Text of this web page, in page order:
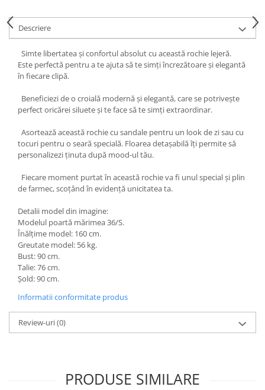
Descriere
Simte libertatea și confortul absolut cu această rochie lejeră.
Este perfectă pentru a te ajuta să te simți încrezătoare și elegantă
în fiecare clipă.
Beneficiezi de o croială modernă și elegantă, care se potrivește
perfect oricărei siluete și te face să te simți extraordinar.
Asortează această rochie cu sandale pentru un look de zi sau cu
tocuri pentru o seară specială. Floarea detașabilă îți permite să
personalizezi ținuta după mood-ul tău.
Fiecare moment purtat în această rochie va fi unul special și plin
de farmec, scoțând în evidență unicitatea ta.
Detalii model din imagine:
Modelul poartă mărimea 36/S.
Înălțime model: 160 cm.
Greutate model: 56 kg.
Bust: 90 cm.
Talie: 76 cm.
Șold: 90 cm.
Informatii conformitate produs
Review-uri(0)
PRODUSE SIMILARE